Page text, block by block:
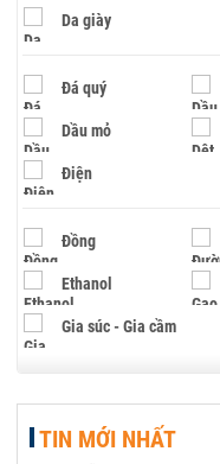
Da giày
Đá quý
Dầu mỏ
Điện
Đồng
Ethanol
Gia súc - Gia cầm
Hạt điều
TIN MỚI NHẤT